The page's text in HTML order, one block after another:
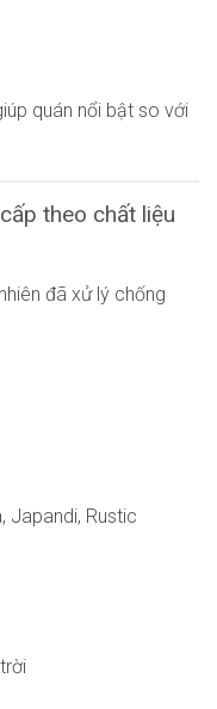
quán nổi bật so với
theo chất liệu
đã xử lý chống
Japandi, Rustic